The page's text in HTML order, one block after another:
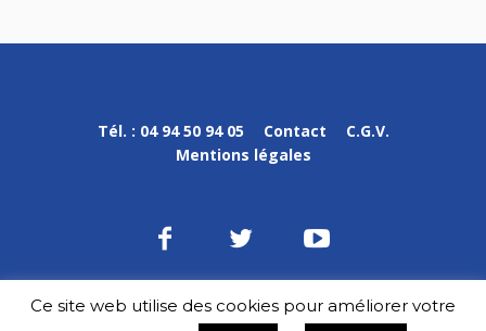
Tél. : 04 94 50 94 05 Contact
C.G.V.
Mentions légales
DPVa © 2020-2023 / Tous droits réservés
Ce site web utilise des cookies pour améliorer votre